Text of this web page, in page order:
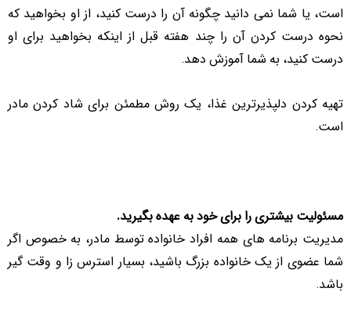
است، یا شما نمی دانید چگونه آن را درست کنید، از او بخواهید که
نحوه درست کردن آن را چند هفته قبل از اینکه بخواهید برای او
درست کنید، به شما آموزش دهد.
تهیه کردن دلپذیرترین غذا، یک روش مطمئن برای شاد کردن مادر
است.
مسئولیت بیشتری را برای خود به عهده بگیرید.
مدیریت برنامه های همه افراد خانواده توسط مادر، به خصوص اگر
شما عضوی از یک خانواده بزرگ باشید، بسیار استرس زا و وقت گیر
باشد.